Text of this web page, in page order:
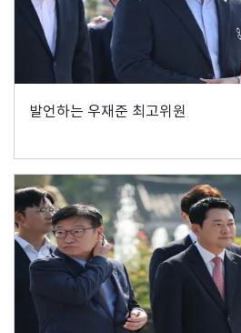
발언하는 우재준 최고위원